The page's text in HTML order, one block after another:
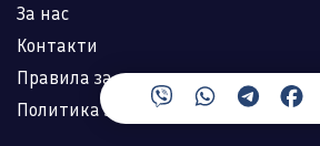
За нас
Контакти
Правила за ползване
Политика за лични данни